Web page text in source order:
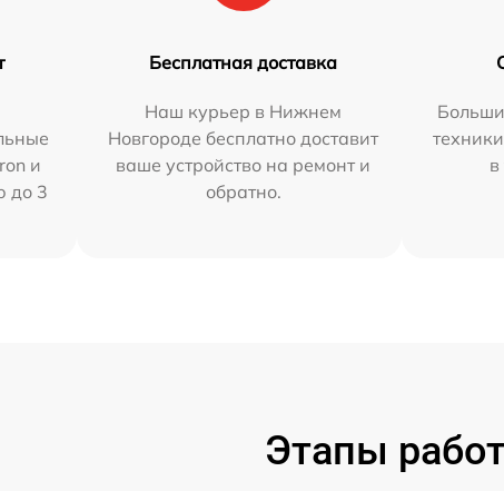
и
до 3
Бесплатная доставка
Наш курьер в Нижнем
Новгороде бесплатно доставит
ваше устройство на ремонт и
обратно.
Этапы